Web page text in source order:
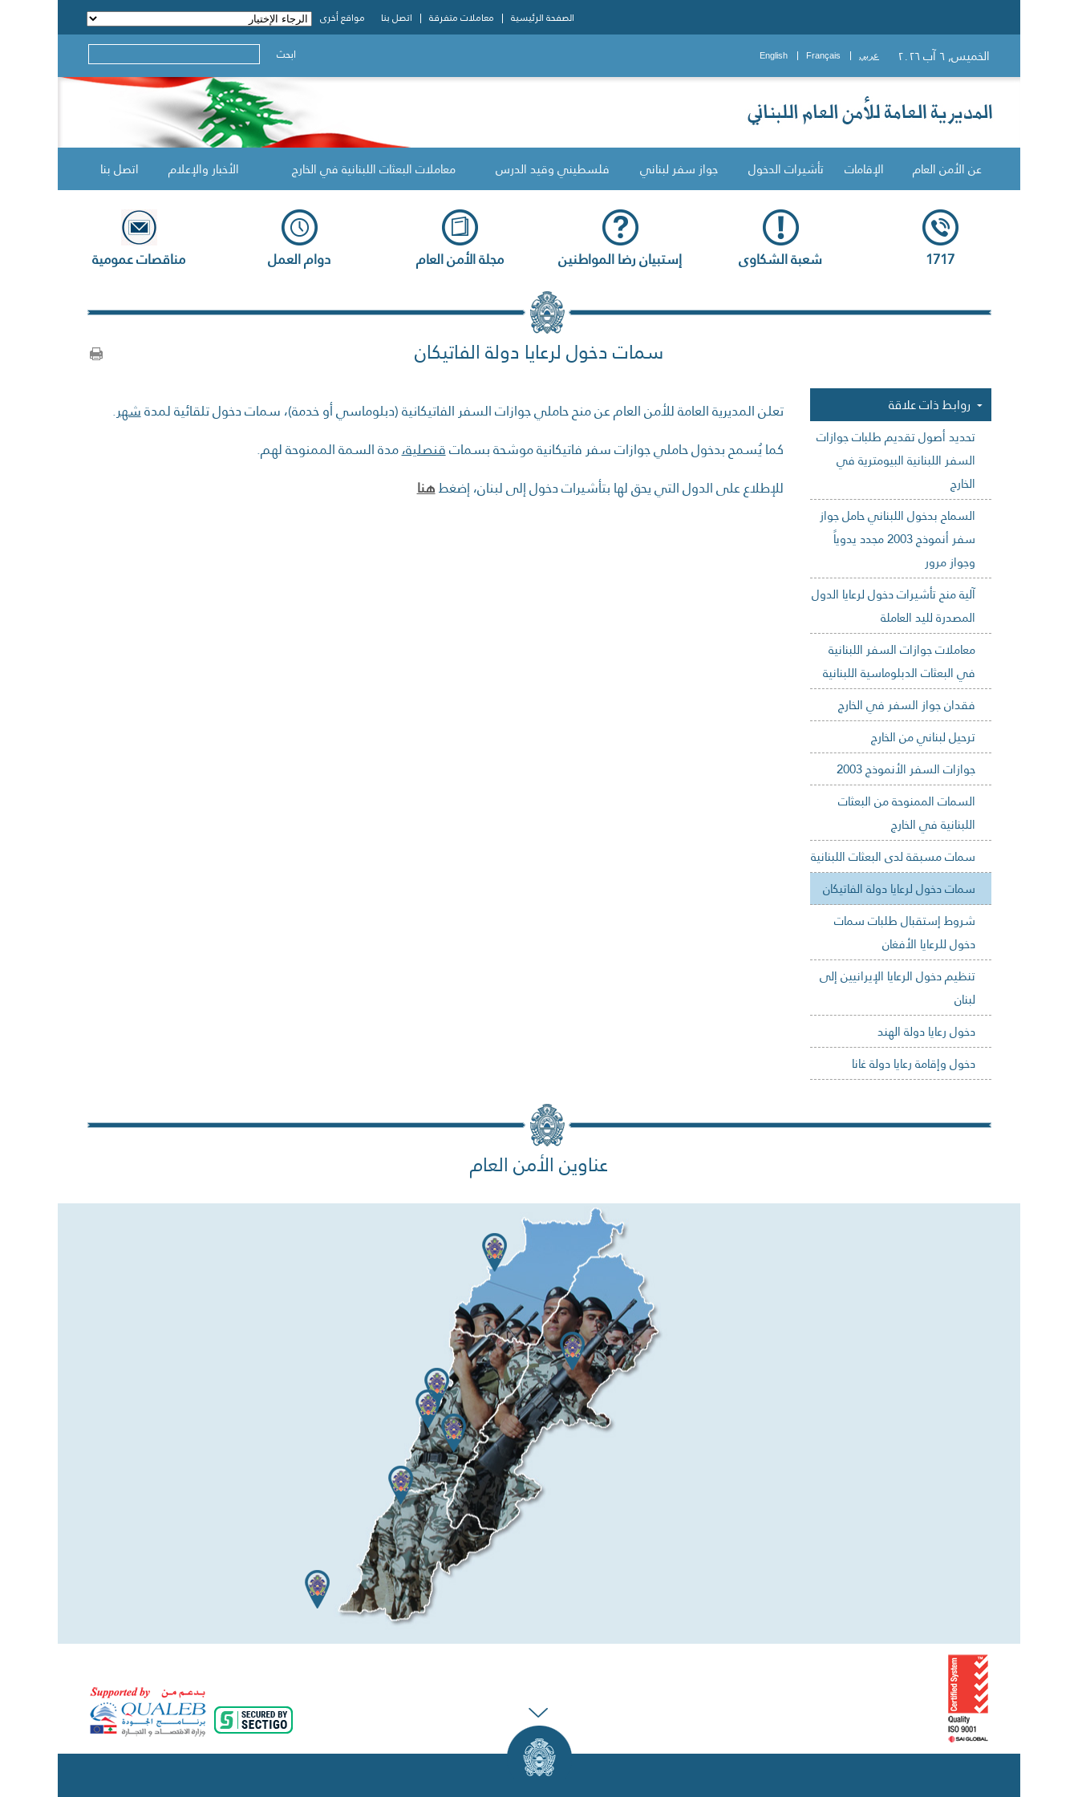
الصفحة الرئيسية معاملات متفرقة اتصل بنا مواقع أخرى
الخميس, ٦ آب ٢٠٢٦ عربي Français
English ابحث
عن الأمن العام الإقامات تأشيرات الدخول جواز سفر لبناني فلسطيني وقيد الدرس معاملات البعثات اللبنانية في الخارج الأخبار والإعلام اتصل بنا
1717 شعبة الشكاوى إستبيان رضا المواطنين مجلة الأمن العام دوام العمل مناقصات عمومية
سمات دخول لرعايا دولة الفاتيكان
روابط ذات علاقة
تحديد أصول تقديم طلبات جوازات
السفر اللبنانية البيومترية في
الخارج
السماح بدخول اللبناني حامل جواز
سفر أنموذج 2003 مجدد يدوياً
وجواز مرور
آلية منح تأشيرات دخول لرعايا الدول
المصدرة لليد العاملة
معاملات جوازات السفر اللبنانية
في البعثات الدبلوماسية اللبنانية
فقدان جواز السفر في الخارج
ترحيل لبناني من الخارج
جوازات السفر الأنموذج 2003
السمات الممنوحة من البعثات
اللبنانية في الخارج
سمات مسبقة لدى البعثات اللبنانية
سمات دخول لرعايا دولة الفاتيكان
شروط إستقبال طلبات سمات
دخول للرعايا الأفغان
تنظيم دخول الرعايا الإيرانيين إلى
لبنان
دخول رعايا دولة الهند
دخول وإقامة رعايا دولة غانا
تعلن المديرية العامة للأمن العام عن منح حاملي جوازات السفر الفاتيكانية (دبلوماسي أو خدمة)، سمات دخول تلقائية لمدةشهر.
كما يُسمح بدخول حاملي جوازات سفر فاتيكانية موشحة بسماتقنصلية،مدة السمة الممنوحة لهم.
للإطلاع على الدول التي يحق لها بتأشيرات دخول إلى لبنان، إضغطهنا
عناوين الأمن العام